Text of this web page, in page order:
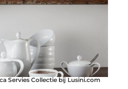
Servies Collectie bij Lusini.com